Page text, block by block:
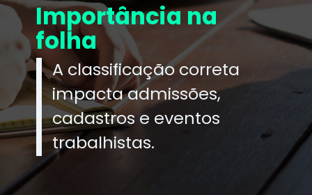
Importância na
folha
A classificação correta
impacta admissões,
cadastros e eventos
trabalhistas.